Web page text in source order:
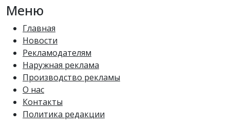
Меню
Главная
Новости
Рекламодателям
Наружная реклама
Производство рекламы
О нас
Контакты
Политика редакции